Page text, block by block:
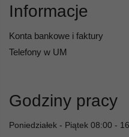
Informacje
Konta bankowe i faktury
Telefony w UM
Godziny pracy
Poniedziałek - Piątek 08:00 -